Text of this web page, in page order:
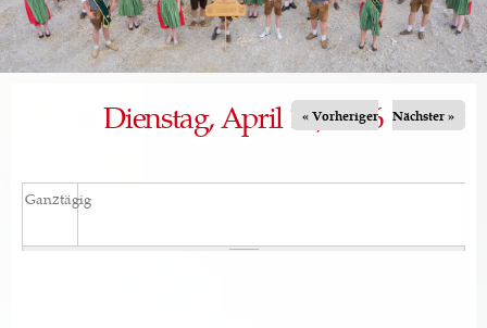
Dienstag, April 14, 2026
« Vorheriger Nächster »
Ganztägig